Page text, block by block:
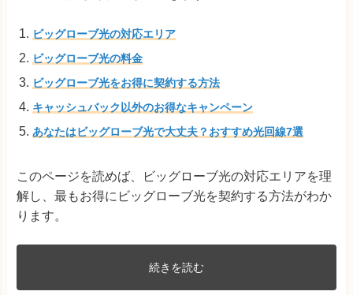
ビッグローブ光の対応エリア
ビッグローブ光の料金
ビッグローブ光をお得に契約する方法
キャッシュバック以外のお得なキャンペーン
あなたはビッグローブ光で大丈夫？おすすめ光回線7選
このページを読めば、ビッグローブ光の対応エリアを理
解し、最もお得にビッグローブ光を契約する方法がわか
ります。
続きを読む